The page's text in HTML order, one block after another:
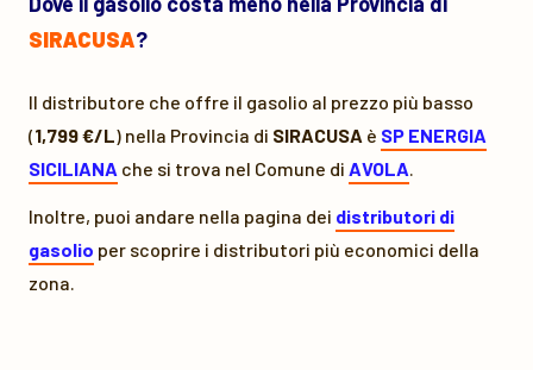
SIRACUSA?
Il distributore che offre il gasolio al prezzo più basso
(1,799 €/L) nella Provincia di SIRACUSA è SP ENERGIA
SICILIANA che si trova nel Comune di AVOLA.
Inoltre, puoi andare nella pagina dei distributori di
gasolio per scoprire i distributori più economici della
zona.